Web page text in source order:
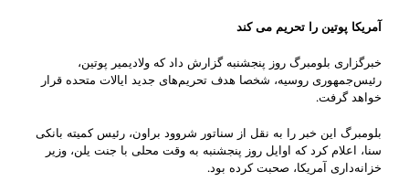
آمریکا پوتین را تحریم می کند
خبرگزاری بلومبرگ روز پنجشنبه گزارش داد که ولادیمیر پوتین،
رئیس‌جمهوری روسیه، شخصا هدف تحریم‌های جدید ایالات متحده قرار
خواهد گرفت.
بلومبرگ این خبر را به نقل از سناتور شروود براون، رئیس کمیته بانکی
سنا، اعلام کرد که اوایل روز پنجشنبه به وقت محلی با جنت یلن، وزیر
خزانه‌داری آمریکا، صحبت کرده بود.